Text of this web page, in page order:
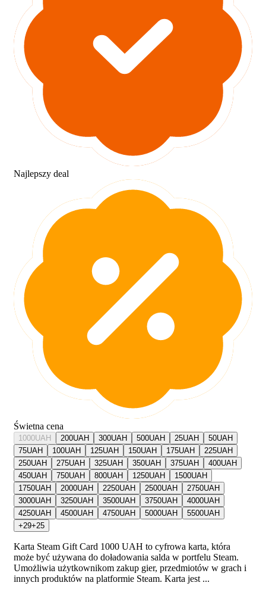
Najlepszy deal
Świetna cena
1000UAH 200UAH 300UAH 500UAH 25UAH 50UAH
75UAH 100UAH 125UAH 150UAH 175UAH 225UAH
250UAH 275UAH 325UAH 350UAH 375UAH 400UAH
450UAH 750UAH 800UAH 1250UAH 1500UAH
1750UAH 2000UAH 2250UAH 2500UAH 2750UAH
3000UAH 3250UAH 3500UAH 3750UAH 4000UAH
4250UAH 4500UAH 4750UAH 5000UAH 5500UAH
+29+25
Karta Steam Gift Card 1000 UAH to cyfrowa karta, która
może być używana do doładowania salda w portfelu Steam.
Umożliwia użytkownikom zakup gier, przedmiotów w grach i
innych produktów na platformie Steam. Karta jest ...